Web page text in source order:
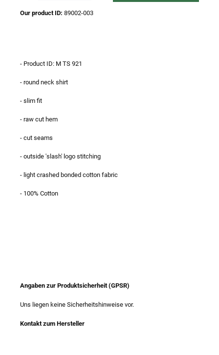
Our product ID: 89002-003
- Product ID: M TS 921
- round neck shirt
- slim fit
- raw cut hem
- cut seams
- outside 'slash' logo stitching
- light crashed bonded cotton fabric
- 100% Cotton
Angaben zur Produktsicherheit (GPSR)
Uns liegen keine Sicherheitshinweise vor.
Kontakt zum Hersteller